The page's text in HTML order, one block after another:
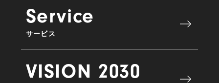
Service
サービス
VISION 2030